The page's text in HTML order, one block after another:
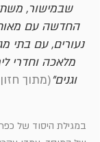
שבמישור,
החדשה עם מאות
נעורים, עם בתי
מלאכה וחדרי
וגנים"(מתוך
במגילת היסוד של